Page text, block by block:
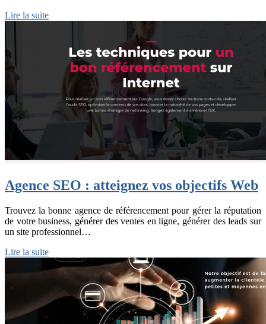
Lire la suite
Agence SEO : atteignez vos objectifs Web
Trouvez la bonne agence de référencement pour gérer la réputation
de votre business, générer des ventes en ligne, générer des leads sur
un site professionnel…
Lire la suite